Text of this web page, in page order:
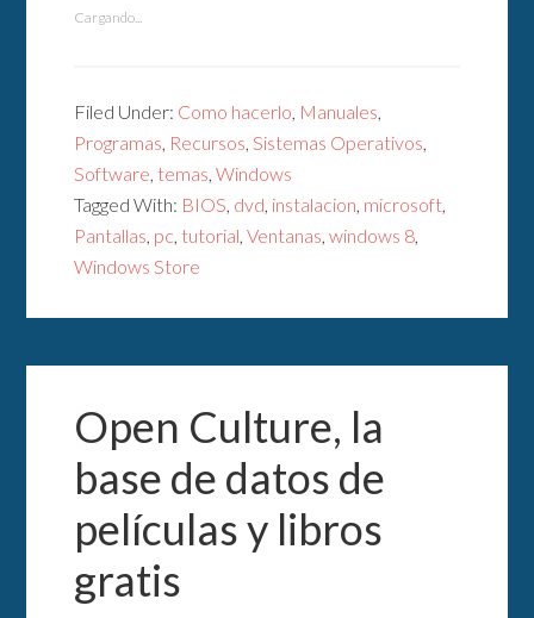
Cargando...
Filed Under: Como hacerlo, Manuales,
Programas, Recursos,Sistemas Operativos,
Software, temas,Windows
Tagged With: BIOS, dvd, instalacion, microsoft,
Pantallas, pc, tutorial,Ventanas,windows 8,
Windows Store
Open Culture, la
base de datos de
películas y libros
gratis